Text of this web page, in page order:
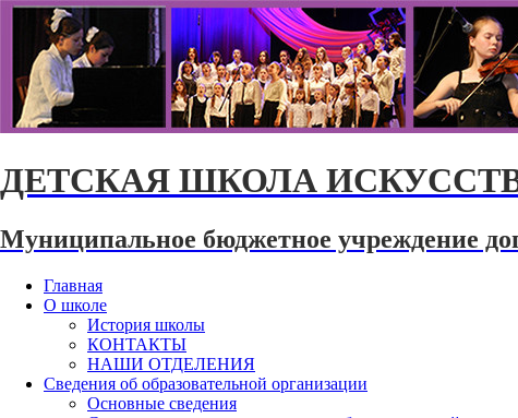
ДЕТСКАЯ ШКОЛА
Муниципальное бюджетное учреждение
Главная
О школе
История школы
КОНТАКТЫ
НАШИ ОТДЕЛЕНИЯ
Сведения об образовательной организации
Основные сведения